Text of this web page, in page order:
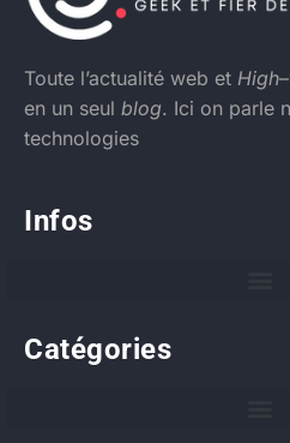
Toute l’actualité web et High–
en un seul blog. Ici on parle
technologies
Infos
Catégories